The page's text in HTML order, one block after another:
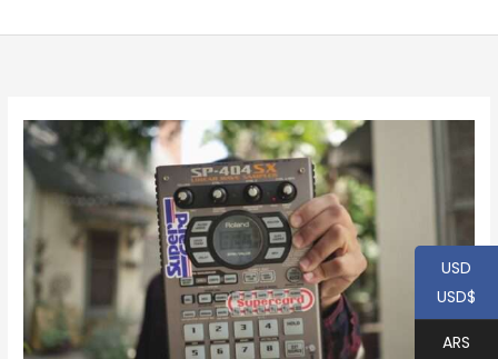
USD
USD$
ARS